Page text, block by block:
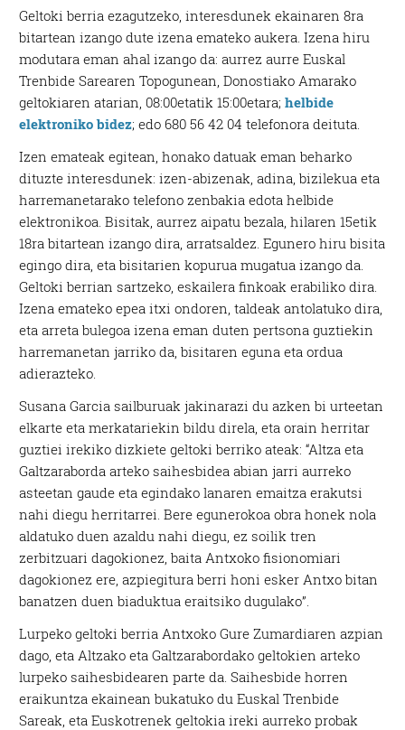
Geltoki berria ezagutzeko, interesdunek ekainaren 8ra
bitartean izango dute izena emateko aukera. Izena hiru
modutara eman ahal izango da: aurrez aurre Euskal
Trenbide Sarearen Topogunean, Donostiako Amarako
geltokiaren atarian, 08:00etatik 15:00etara;helbide
elektroniko bidez; edo 680 56 42 04 telefonora deituta.
Izen emateak egitean, honako datuak eman beharko
dituzte interesdunek: izen-abizenak, adina, bizilekua eta
harremanetarako telefono zenbakia edota helbide
elektronikoa. Bisitak, aurrez aipatu bezala, hilaren 15etik
18ra bitartean izango dira, arratsaldez. Egunero hiru bisita
egingo dira, eta bisitarien kopurua mugatua izango da.
Geltoki berrian sartzeko, eskailera finkoak erabiliko dira.
Izena emateko epea itxi ondoren, taldeak antolatuko dira,
eta arreta bulegoa izena eman duten pertsona guztiekin
harremanetan jarriko da, bisitaren eguna eta ordua
adierazteko.
Susana Garcia sailburuak jakinarazi du azken bi urteetan
elkarte eta merkatariekin bildu direla, eta orain herritar
guztiei irekiko dizkiete geltoki berriko ateak: “Altza eta
Galtzaraborda arteko saihesbidea abian jarri aurreko
asteetan gaude eta egindako lanaren emaitza erakutsi
nahi diegu herritarrei. Bere egunerokoa obra honek nola
aldatuko duen azaldu nahi diegu, ez soilik tren
zerbitzuari dagokionez, baita Antxoko fisionomiari
dagokionez ere, azpiegitura berri honi esker Antxo bitan
banatzen duen biaduktua eraitsiko dugulako”.
Lurpeko geltoki berria Antxoko Gure Zumardiaren azpian
dago, eta Altzako eta Galtzarabordako geltokien arteko
lurpeko saihesbidearen parte da. Saihesbide horren
eraikuntza ekainean bukatuko du Euskal Trenbide
Sareak, eta Euskotrenek geltokia ireki aurreko probak